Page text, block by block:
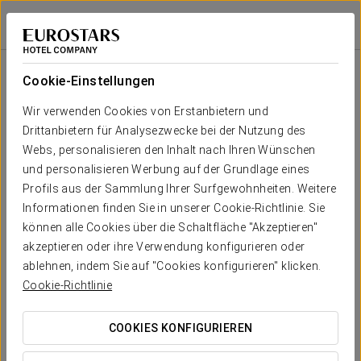
Cookie-Einstellungen
Wir verwenden Cookies von Erstanbietern und
Drittanbietern für Analysezwecke bei der Nutzung des
Webs, personalisieren den Inhalt nach Ihren Wünschen
und personalisieren Werbung auf der Grundlage eines
Profils aus der Sammlung Ihrer Surfgewohnheiten. Weitere
Informationen finden Sie in unserer Cookie-Richtlinie. Sie
können alle Cookies über die Schaltfläche "Akzeptieren"
akzeptieren oder ihre Verwendung konfigurieren oder
ablehnen, indem Sie auf "Cookies konfigurieren" klicken.
Cookie-Richtlinie
COOKIES KONFIGURIEREN
Áurea Ana Palace Hotel
BUDAPEST
Dein Event in
KOSTENVORANSCHLAG ANFORDERN
Raums
Form
Buda
34 m
x m
altura
6 15 12 10 10
Pest
75 m
x m
altura
18 50 40 30 24 50
Danube 1
23 m
x m
altura
6 10 6 - 6 10
45 m
x m
6 25 12 14 14 25